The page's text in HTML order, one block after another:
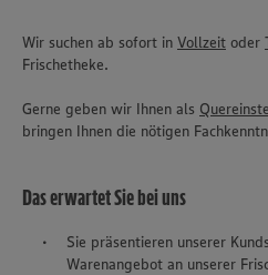
Wir suchen ab sofort in Vollzeit oder
Frischetheke.
Gerne geben wir Ihnen als
bringen Ihnen die nötigen
Das erwartet Sie bei uns
Sie präsentieren unserer
Warenangebot an unserer